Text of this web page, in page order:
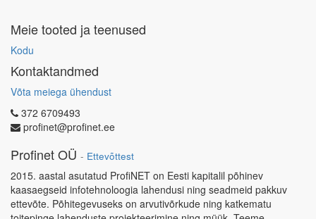
Meie tooted ja teenused
Kodu
Kontaktandmed
Võta meiega ühendust
372 6709493
profinet@profinet.ee
Profinet OÜ - Ettevõttest
2015. aastal asutatud ProfiNET on Eesti kapitalil põhinev
kaasaegseid infotehnoloogia lahendusi ning seadmeid pakkuv
ettevõte. Põhitegevuseks on arvutivõrkude ning katkematu